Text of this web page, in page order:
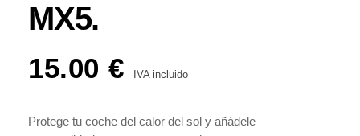
MX5.
15.00 € IVA incluido
Protege tu coche del calor del sol y añádele